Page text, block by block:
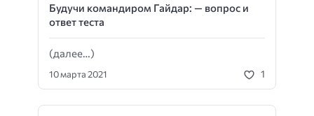
Будучи командиром Гайдар: — вопрос и
ответ теста
(далее…)
10 марта 2021 1